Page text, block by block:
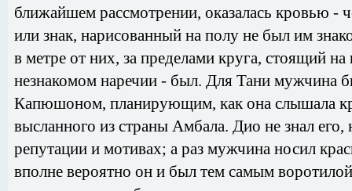
ближайшем рассмотрении, оказалась кровью -
или знак, нарисованный на полу не был им
в метре от них, за пределами круга, стоящий
незнакомом наречии - был. Для Тани мужчина
Капюшоном, планирующим, как она слышала
высланного из страны Амбала. Дио не знал его,
репутации и мотивах; а раз мужчина носил
вполне вероятно он и был тем самым